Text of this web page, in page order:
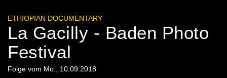
ETHIOPIAN DOCUMENTARY
La Gacilly - Baden Photo
Festival
Folge vom Mo., 10.09.2018